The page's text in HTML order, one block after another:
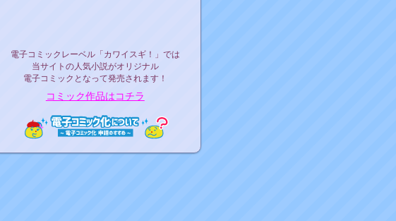
電子コミックレーベル「カワイスギ！」では
当サイトの人気小説がオリジナル
電子コミックとなって発売されます！
コミック作品はコチラ